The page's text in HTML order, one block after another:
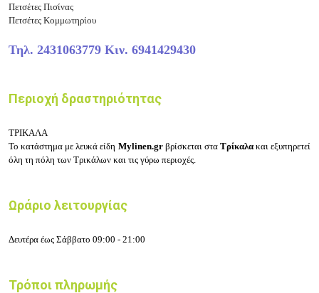
Πετσέτες Πισίνας
Πετσέτες Κομμωτηρίου
Τηλ. 2431063779 Κιν. 6941429430
Περιοχή δραστηριότητας
ΤΡΙΚΑΛΑ
Το κατάστημα μελευκά είδη Mylinen.gr βρίσκεται στα Τρίκαλακαι εξυπηρετεί
όλη τη πόλη των Τρικάλων και τις γύρω περιοχές.
Ωράριο λειτουργίας
Δευτέρα έως Σάββατο 09:00 - 21:00
Τρόποι πληρωμής